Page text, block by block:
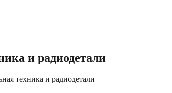
и радиодетали
техника и радиодетали